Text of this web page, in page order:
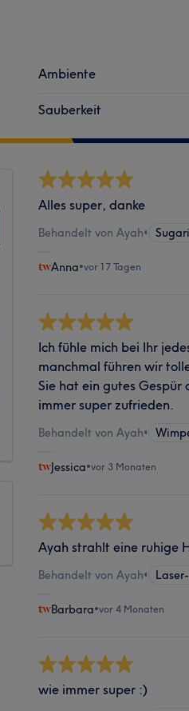
Ambiente
Sauberkeit
Alles super, danke
Behandelt von Ayah•
Anna•vor 17 Tagen
Ich fühle mich bei Ihr
manchmal führen wir
Sie hat ein gutes
immer super zufrieden.
Behandelt von Ayah•
Jessica•vor 3 Monaten
Ayah strahlt eine ruhige
Behandelt von Ayah•
Barbara•vor 4 Monaten
wie immer super :)